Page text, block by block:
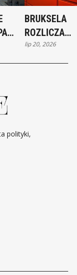
BRUKSELA
ROZLICZA
ALIEXPRESS.
lip 20, 2026
polityki,